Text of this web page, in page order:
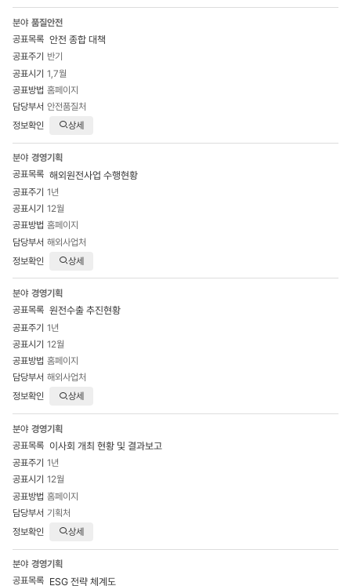
품질안전
안전 종합 대책
반기
1,7월
홈페이지
안전품질처
상세
경영기획
해외원전사업 수행현황
1년
12월
홈페이지
해외사업처
상세
경영기획
원전수출 추진현황
1년
12월
홈페이지
해외사업처
상세
경영기획
이사회 개최 현황 및 결과보고
1년
12월
홈페이지
기획처
상세
경영기획
ESG 전략 체계도